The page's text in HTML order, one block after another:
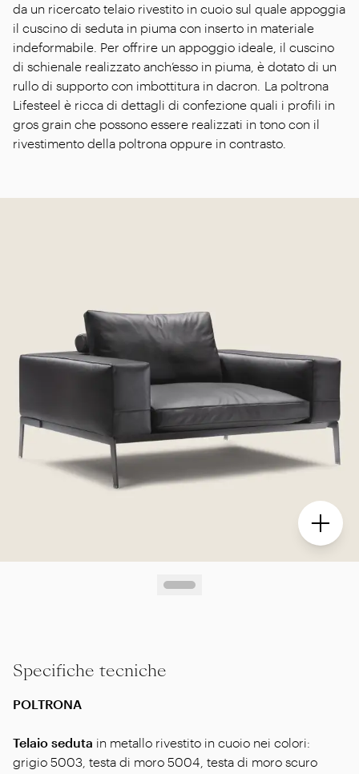
da un ricercato telaio rivestito in cuoio sul quale appoggia
il cuscino di seduta in piuma con inserto in materiale
indeformabile. Per offrire un appoggio ideale, il cuscino
di schienale realizzato anch’esso in piuma, è dotato di un
rullo di supporto con imbottitura in dacron. La poltrona
Lifesteel è ricca di dettagli di confezione quali i profili in
gros grain che possono essere realizzati in tono con il
rivestimento della poltrona oppure in contrasto.
Specifiche tecniche
POLTRONA
Telaio seduta in metallo rivestito in cuoio nei colori:
grigio 5003, testa di moro 5004, testa di moro scuro